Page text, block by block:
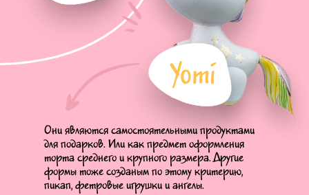
Они являются самостоятельными продуктами
для подарков. Или как предмет оформления
торта среднего и крупного размера. Другие
формы тоже созданым по этому критерию,
пикап, фетровые игрушки и ангелы.
Yomi